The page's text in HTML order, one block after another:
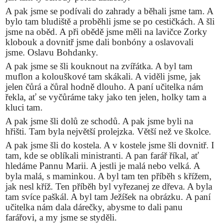
A pak jsme se podívali do zahrady a běhali jsme tam. A
bylo tam bludiště a proběhli jsme se po cestičkách. A šli
jsme na oběd. A při obědě jsme měli na lavičce Zorky
klobouk a dovnitř jsme dali bonbóny a oslavovali
jsme. Oslavu Bohdanky.
A pak jsme se šli kouknout na zvířátka. A byl tam
muflon a kolouškové tam skákali. A viděli jsme, jak
jelen čůrá a čůral hodně dlouho. A paní učitelka nám
řekla, ať se vyčůráme taky jako ten jelen, holky tam a
kluci tam.
A pak jsme šli dolů ze schodů. A pak jsme byli na
hřišti. Tam byla největší prolejzka. Větší než ve školce.
A pak jsme šli do kostela. A v kostele jsme šli dovnitř. I
tam, kde se oblíkali ministranti. A pan farář říkal, ať
hledáme Pannu Marii. A jestli je malá nebo velká. A
byla malá, s maminkou. A byl tam ten příběh s křížem,
jak nesl kříž. Ten příběh byl vyřezanej ze dřeva. A byla
tam svíce paškál. A byl tam Ježíšek na obrázku. A paní
učitelka nám dala dárečky, abysme to dali panu
farářovi, a my jsme se styděli.